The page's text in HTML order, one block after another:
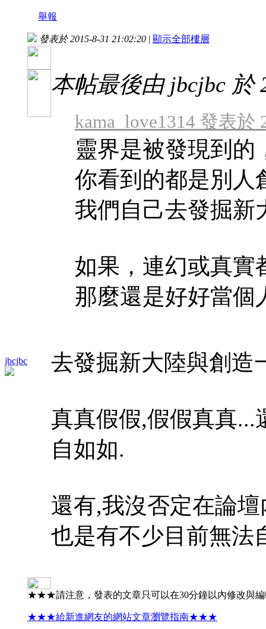
舉報
jbcjbc
發表於 2015-8-31 21:02:20 | 顯示全部樓層
本帖最後由 jbcjbc 於
kama_love1314 發表於
靈界是被發現到的
你看到的都是別人
我們自己去發掘新
如果，連幻或真實
那麼還是好好當個
去發掘新大陸與創造
真真假假,假假真真...
自如如.
還有,我沒否定在論
也是有不少目前無法
★★★請注意，發表的文章只可以在30分鐘以內修改
★★★給新進網友的網站文章瀏覽指南★★★